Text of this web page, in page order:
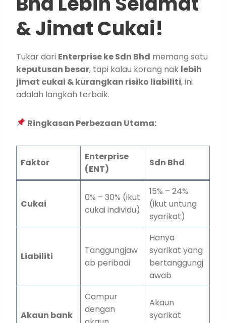
& Jimat Cukai!
Tukar dari Enterprise ke Sdn Bhd memang satu
keputusan besar, tapi kalau korang nak lebih
jimat cukai & kurangkan risiko liabiliti, ini
adalah langkah terbaik.
Ringkasan Perbezaan Utama:
Faktor
Enterprise
(ENT)
Sdn Bhd
Cukai
0% – 30% (ikut
cukai individu)
15% – 24%
(ikut untung
syarikat)
Liabiliti
Tanggungjaw
ab peribadi
Hanya
syarikat yang
bertanggungj
awab
Akaun bank
Campur
dengan
Akaun
syarikat